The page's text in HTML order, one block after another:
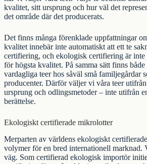
kvalitet, sitt ursprung och hur väl det
det område där det producerats.
Det finns många förenklade uppfattningar
kvalitet innebär inte automatiskt att ett te
certifiering, och ekologisk certifiering är inte
för högsta kvalitet. På samma sätt finns både
vardagliga teer hos såväl små familjegårdar
producenter. Därför väljer vi våra teer
ursprung och odlingsmetoder – inte utifrån
berättelse.
Ekologiskt certifierade mikrolotter
Merparten av världens ekologiskt
volymer för en bred internationell marknad.
väg. Som certifierad ekologisk importör